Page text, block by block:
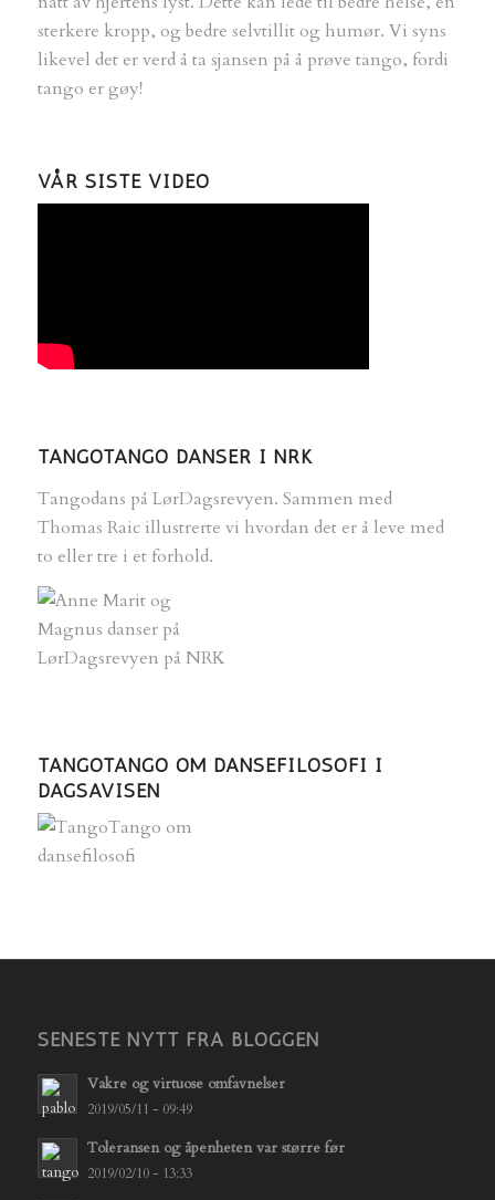
sterkere kropp, og bedre selvtillit og humør. Vi syns
likevel det er verd å ta sjansen på å prøve tango, fordi
tango er gøy!
VÅR SISTE VIDEO
TANGOTANGO DANSER I NRK
Tangodans på LørDagsrevyen. Sammen med
Thomas Raic illustrerte vi hvordan det er å leve med
to eller tre i et forhold.
TANGOTANGO OM DANSEFILOSOFI I
DAGSAVISEN
SENESTE NYTT FRA BLOGGEN
Vakre og virtuose omfavnelser
2019/05/11 - 09:49
Toleransen og åpenheten var større før
2019/02/10 - 13:33